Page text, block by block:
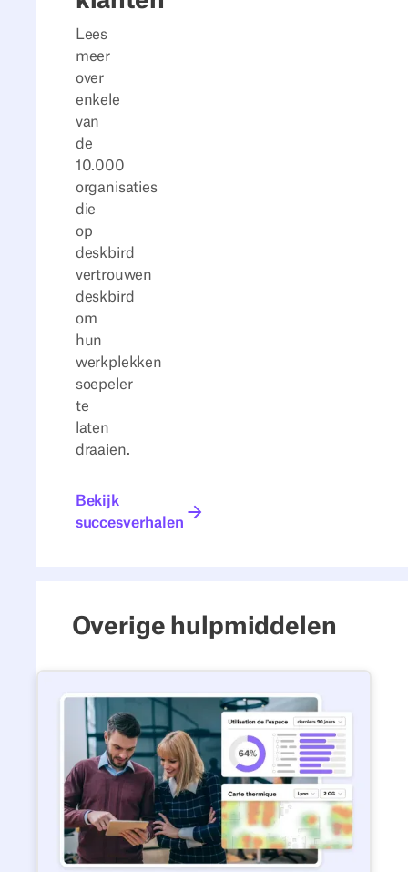
Lees
meer
over
enkele
van
de
10.000
organisaties
die
op
deskbird
vertrouwen
deskbird
om
hun
werkplekken
soepeler
te
laten
draaien.
Bekijk succesverhalen
Bekijk
succesverhalen
Overige hulpmiddelen